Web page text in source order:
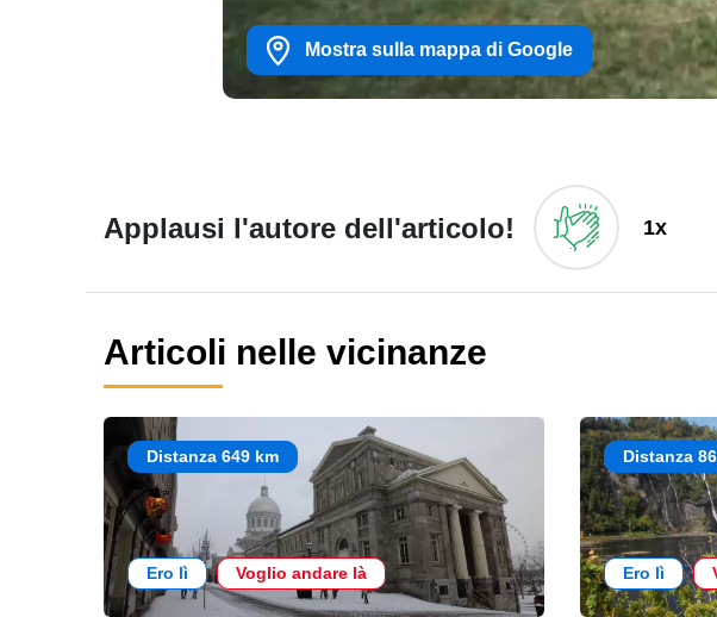
Mostra sulla mappa di Google
Applausi l'autore dell'articolo! 1x
Articoli nelle vicinanze
Distanza 649 km
Ero lì Voglio andare là
Distanza
Ero lì